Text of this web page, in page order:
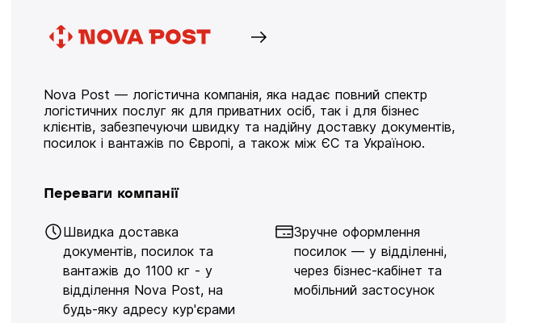
Nova Post — логістична компанія, яка надає повний спектр
логістичних послуг як для приватних осіб, так і для бізнес
клієнтів, забезпечуючи швидку та надійну доставку документів,
посилок і вантажів по Європі, а також між ЄС та Україною.
Переваги компанії
Швидка доставка
документів, посилок та
вантажів до 1100 кг - у
відділення Nova Post, на
будь-яку адресу кур'єрами
Зручне оформлення
посилок — у відділенні,
через бізнес-кабінет та
мобільний застосунок